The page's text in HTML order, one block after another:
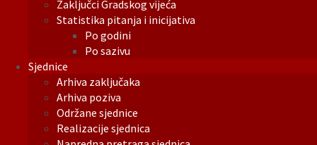
Zaključci Gradskog vijeća
Statistika pitanja i inicijativa
Po godini
Po sazivu
Sjednice
Arhiva zaključaka
Arhiva poziva
Održane sjednice
Realizacije sjednica